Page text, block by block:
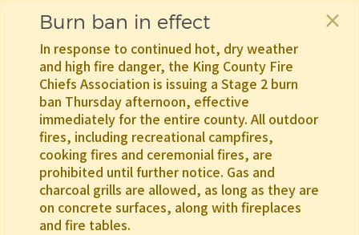
Burn ban in effect
In response to continued hot, dry weather
and high fire danger, the King County Fire
Chiefs Association is issuing a Stage 2 burn
ban Thursday afternoon, effective
immediately for the entire county. All outdoor
fires, including recreational campfires,
cooking fires and ceremonial fires, are
prohibited until further notice. Gas and
charcoal grills are allowed, as long as they are
on concrete surfaces, along with fireplaces
and fire tables.
×